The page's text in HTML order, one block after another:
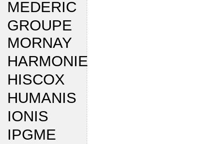
MEDERIC
GROUPE
MORNAY
HARMONIE
HISCOX
HUMANIS
IONIS
IPGME